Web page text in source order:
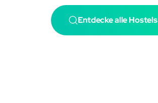
Entdecke alle Hostels